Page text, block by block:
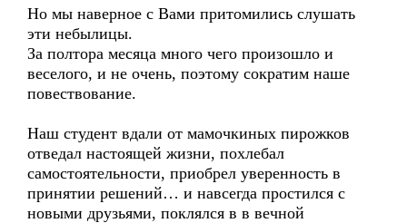
Но мы наверное с Вами притомились слушать
эти небылицы.
За полтора месяца много чего произошло и
веселого, и не очень, поэтому сократим наше
повествование.
Наш студент вдали от мамочкиных пирожков
отведал настоящей жизни, похлебал
самостоятельности, приобрел уверенность в
принятии решений… и навсегда простился с
новыми друзьями, поклялся в в вечной